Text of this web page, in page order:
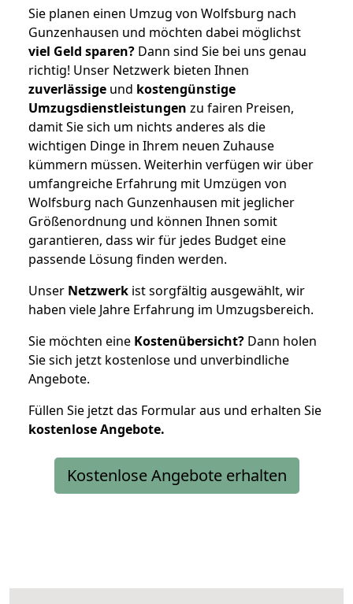
Sie planen einen Umzug von Wolfsburg nach
Gunzenhausen und möchten dabei möglichst
viel Geld sparen? Dann sind Sie bei uns genau
richtig! Unser Netzwerk bieten Ihnen
zuverlässige und kostengünstige
Umzugsdienstleistungen zu fairen Preisen,
damit Sie sich um nichts anderes als die
wichtigen Dinge in Ihrem neuen Zuhause
kümmern müssen. Weiterhin verfügen wir über
umfangreiche Erfahrung mit Umzügen von
Wolfsburg nach Gunzenhausen mit jeglicher
Größenordnung und können Ihnen somit
garantieren, dass wir für jedes Budget eine
passende Lösung finden werden.
Unser Netzwerk ist sorgfältig ausgewählt, wir
haben viele Jahre Erfahrung im Umzugsbereich.
Sie möchten eine Kostenübersicht? Dann holen
Sie sich jetzt kostenlose und unverbindliche
Angebote.
Füllen Sie jetzt das Formular aus und erhalten Sie
kostenloseAngebote.
Kostenlose Angebote erhalten